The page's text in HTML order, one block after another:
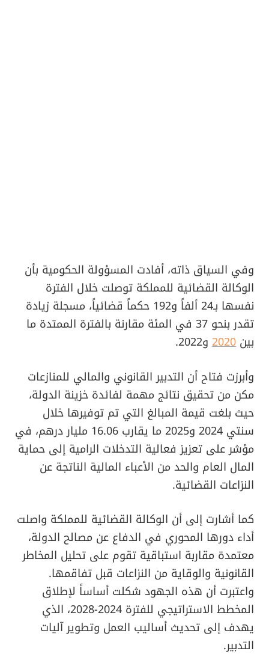
وفي السياق ذاته، أفادت المسؤولة الحكومية بأن
الوكالة القضائية للمملكة توصلت خلال الفترة
نفسها بـ24 ألفاً و192 حكماً قضائياً، مسجلة زيادة
تقدر بنحو 37 في المئة مقارنة بالفترة الممتدة ما
بين 2020 و2022.
وأبرزت فتاح أن التدبير القانوني والمالي للمنازعات
مكن من تحقيق نتائج مهمة لفائدة خزينة الدولة،
حيث بلغت قيمة المبالغ التي تم توفيرها خلال
سنتي 2024 و2025 ما يقارب 16.06 مليار درهم، في
مؤشر على تعزيز فعالية التدخلات الرامية إلى حماية
المال العام والحد من الأعباء المالية الناتجة عن
النزاعات القضائية.
كما أشارت إلى أن الوكالة القضائية للمملكة واصلت
أداء دورها المحوري في الدفاع عن مصالح الدولة،
معتمدة مقاربة استباقية تقوم على تحليل المخاطر
القانونية والوقاية من النزاعات قبل تفاقمها.
واعتبرت أن هذه الجهود شكلت أساساً لإطلاق
المخطط الاستراتيجي للفترة 2024-2028، الذي
يهدف إلى تحديث أساليب العمل وتطوير آليات
التدبير.